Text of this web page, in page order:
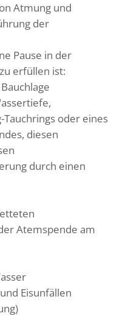
Atmung und
der
Pause in der
erfüllen ist:
oder eines
diesen
durch einen
Atemspende am
Eisunfällen